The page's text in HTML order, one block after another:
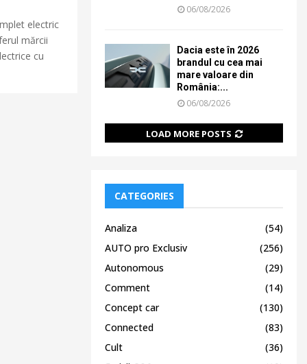
electric
mărcii
cu
06/08/2026
Dacia este în 2026
brandul cu cea mai
mare valoare din
România:...
06/08/2026
LOAD MORE POSTS
CATEGORIES
Analiza
(54)
AUTO pro Exclusiv
(256)
Autonomous
(29)
Comment
(14)
Concept car
(130)
Connected
(83)
Cult
(36)